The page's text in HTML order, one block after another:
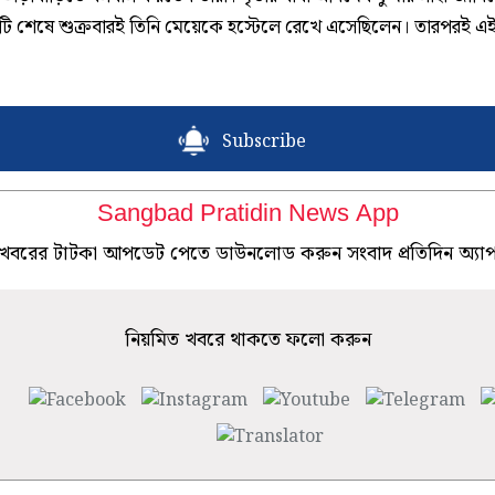
শেষে শুক্রবারই তিনি মেয়েকে হস্টেলে রেখে এসেছিলেন। তারপরই
Subscribe
Sangbad Pratidin News App
খবরের টাটকা আপডেট পেতে ডাউনলোড করুন সংবাদ প্রতিদিন
নিয়মিত খবরে থাকতে ফলো করুন